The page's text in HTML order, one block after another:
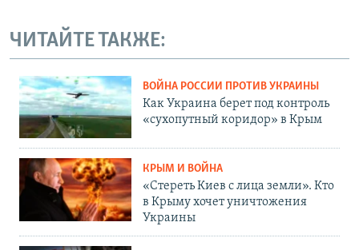
ЧИТАЙТЕ ТАКЖЕ:
ВОЙНА РОССИИ ПРОТИВ УКРАИНЫ
Как Украина берет под контроль
«сухопутный коридор» в Крым
КРЫМ И ВОЙНА
«Стереть Киев с лица земли». Кто
в Крыму хочет уничтожения
Украины